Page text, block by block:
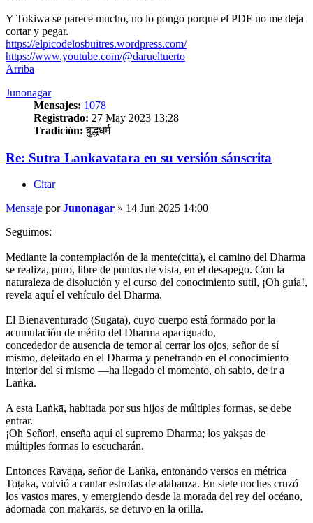
Y Tokiwa se parece mucho, no lo pongo porque el PDF no me deja
cortar y pegar.
https://elpicodelosbuitres.wordpress.com/
https://www.youtube.com/@darueltuerto
Arriba
Junonagar
Mensajes: 1078
Registrado: 27 May 2023 13:28
Tradición: बुद्धधर्म
Re: Sutra Lankavatara en su versión sánscrita
Citar
Mensaje porJunonagar » 14 Jun 2025 14:00
Seguimos:
Mediante la contemplación de la mente(citta), el camino del Dharma
se realiza, puro, libre de puntos de vista, en el desapego. Con la
naturaleza de disolución y el curso del conocimiento sutil, ¡Oh guía!,
revela aquí el vehículo del Dharma.
El Bienaventurado (Sugata), cuyo cuerpo está formado por la
acumulación de mérito del Dharma apaciguado,
concededor de ausencia de temor al cerrar los ojos, señor de sí
mismo, deleitado en el Dharma y penetrando en el conocimiento
interior del sí mismo —ha llegado el momento, oh sabio, de ir a
Laṅkā.
A esta Laṅkā, habitada por sus hijos de múltiples formas, se debe
entrar.
¡Oh Señor!, enseña aquí el supremo Dharma; los yakṣas de
múltiples formas lo escucharán.
Entonces Rāvaṇa, señor de Laṅkā, entonando versos en métrica
Toṭaka, volvió a cantar estrofas de alabanza. En siete noches cruzó
los vastos mares, y emergiendo desde la morada del rey del océano,
adornada con makaras, se detuvo en la orilla.